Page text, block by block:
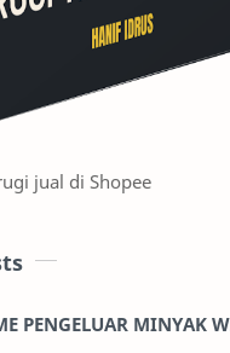
jual di Shopee
PENGELUAR MINYAK